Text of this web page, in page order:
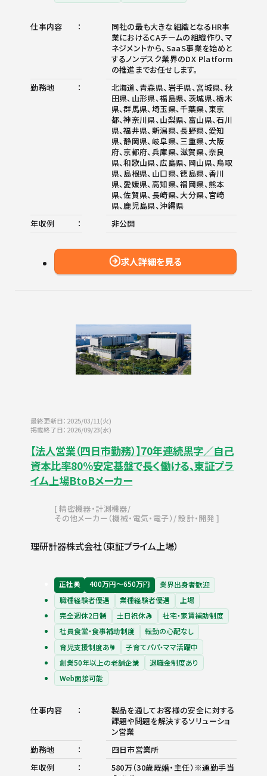
仕事内容
同社の最も大きな組織となるHR事
業におけるCAチームの組織作り、マ
ネジメントから、SaaS事業を始めと
するノンデスク業界のDX Platform
の推進までお任せします。
勤務地
北海道、青森県、岩手県、宮城県、秋
田県、山形県、福島県、茨城県、栃木
県、群馬県、埼玉県、千葉県、東京
都、神奈川県、山梨県、富山県、石川
県、福井県、新潟県、長野県、愛知
県、静岡県、岐阜県、三重県、大阪
府、京都府、兵庫県、滋賀県、奈良
県、和歌山県、広島県、岡山県、鳥取
県、島根県、山口県、徳島県、香川
県、愛媛県、高知県、福岡県、熊本
県、佐賀県、長崎県、大分県、宮崎
県、鹿児島県、沖縄県
年収例
非公開
求人詳細を見る
最終更新日：2025/03/11(火)
掲載終了日：2026/09/23(水)
【法人営業（四日市勤務）】70年連続黒字／自己
資本比率80%安定基盤で長く働ける、東証プラ
イム上場BtoBメーカー
精密機器・計測機器
その他メーカー（機械・電気・電子） 設計・開発
理研計器株式会社（東証プライム上場）
正社員 400万円〜650万円
業界出身者歓迎
職種経験者優遇
業種経験者優遇
上場
完全週休2日制
土日祝休み
社宅・家賃補助制度
社員食堂・食事補助制度
転勤の心配なし
育児支援制度あり
子育てパパ・ママ活躍中
創業50年以上の老舗企業
退職金制度あり
Web面接可能
仕事内容
製品を通してお客様の安全に対する
課題や問題を解決するソリューショ
ン営業
勤務地
四日市営業所
年収例
580万（30歳既婚・主任）※通勤手当